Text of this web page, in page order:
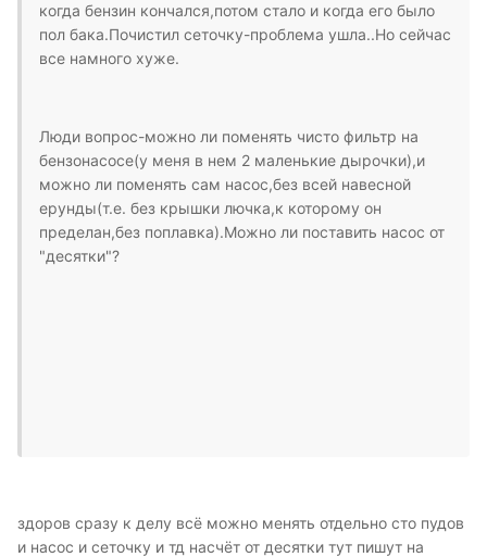
когда бензин кончался,потом стало и когда его было
пол бака.Почистил сеточку-проблема ушла..Но сейчас
все намного хуже.
Люди вопрос-можно ли поменять чисто фильтр на
бензонасосе(у меня в нем 2 маленькие дырочки),и
можно ли поменять сам насос,без всей навесной
ерунды(т.е. без крышки лючка,к которому он
пределан,без поплавка).Можно ли поставить насос от
"десятки"?
здоров сразу к делу всё можно менять отдельно сто пудов
и насос и сеточку и тд насчёт от десятки тут пишут на